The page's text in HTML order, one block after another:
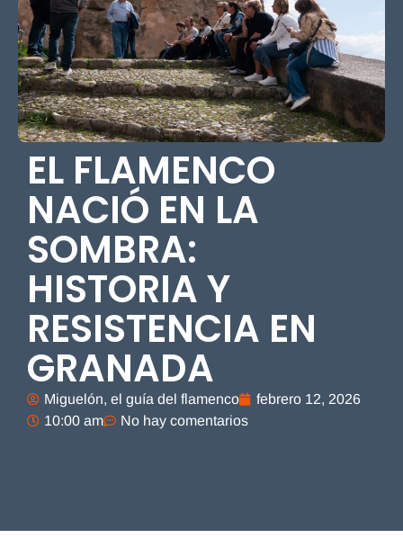
EL FLAMENCO
NACIÓ EN LA
SOMBRA:
HISTORIA Y
RESISTENCIA EN
GRANADA
Miguelón, el guía del flamenco
febrero 12, 2026
10:00 am
No hay comentarios